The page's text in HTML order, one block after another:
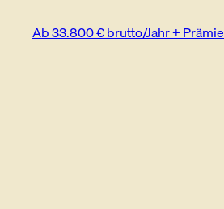
Ab 33.800 € brutto/Jahr +